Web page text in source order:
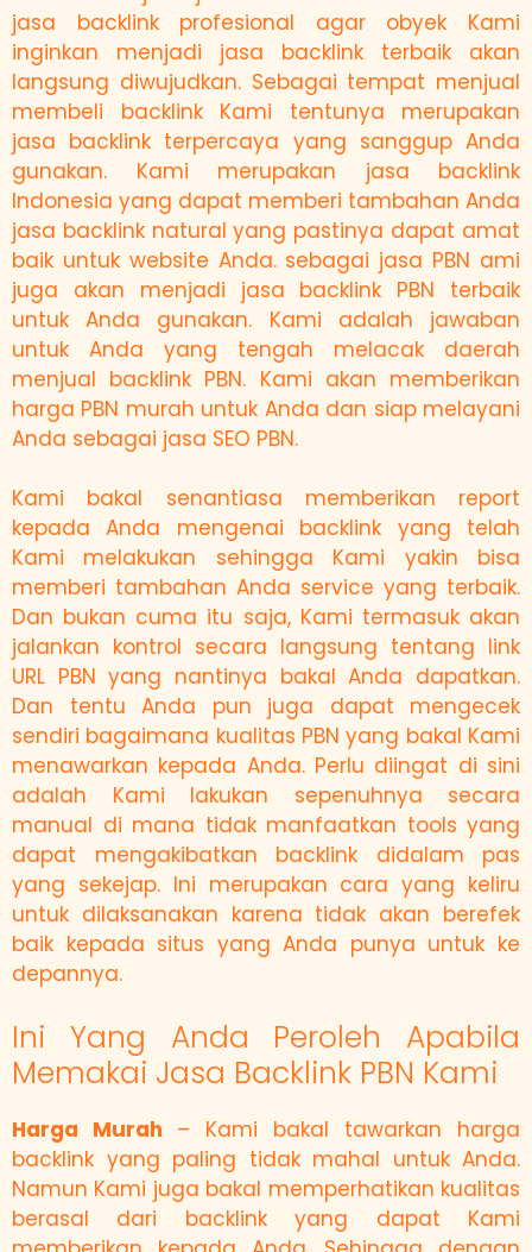
jasa backlink profesional agar obyek Kami
inginkan menjadi jasa backlink terbaik akan
langsung diwujudkan. Sebagai tempat menjual
membeli backlink Kami tentunya merupakan
jasa backlink terpercaya yang sanggup Anda
gunakan. Kami merupakan jasa backlink
Indonesia yang dapat memberi tambahan Anda
jasa backlink natural yang pastinya dapat amat
baik untuk website Anda. sebagai jasa PBN ami
juga akan menjadi jasa backlink PBN terbaik
untuk Anda gunakan. Kami adalah jawaban
untuk Anda yang tengah melacak daerah
menjual backlink PBN. Kami akan memberikan
harga PBN murah untuk Anda dan siap melayani
Anda sebagai jasa SEO PBN.
Kami bakal senantiasa memberikan report
kepada Anda mengenai backlink yang telah
Kami melakukan sehingga Kami yakin bisa
memberi tambahan Anda service yang terbaik.
Dan bukan cuma itu saja, Kami termasuk akan
jalankan kontrol secara langsung tentang link
URL PBN yang nantinya bakal Anda dapatkan.
Dan tentu Anda pun juga dapat mengecek
sendiri bagaimana kualitas PBN yang bakal Kami
menawarkan kepada Anda. Perlu diingat di sini
adalah Kami lakukan sepenuhnya secara
manual di mana tidak manfaatkan tools yang
dapat mengakibatkan backlink didalam pas
yang sekejap. Ini merupakan cara yang keliru
untuk dilaksanakan karena tidak akan berefek
baik kepada situs yang Anda punya untuk ke
depannya.
Ini Yang Anda Peroleh Apabila
Memakai Jasa Backlink PBN Kami
Harga Murah – Kami bakal tawarkan harga
backlink yang paling tidak mahal untuk Anda.
Namun Kami juga bakal memperhatikan kualitas
berasal dari backlink yang dapat Kami